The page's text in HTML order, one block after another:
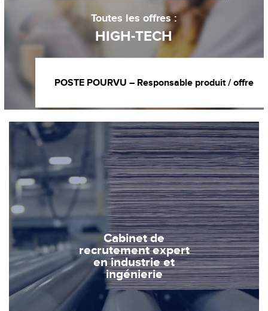
Toutes les offres :
HIGH-TECH
POSTE POURVU – Responsable produit / offre
Cabinet de
recrutement expert
en industrie et
ingénierie